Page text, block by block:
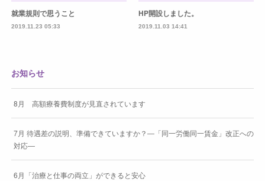
就業規則で思うこと
2019.11.23 05:33
HP開設しました。
2019.11.03 14:41
お知らせ
8月 高額療養費制度が見直されています
7月 待遇差の説明、準備できていますか？―「同一労働同一賃金」改正への
対応―
6月「治療と仕事の両立」ができると安心